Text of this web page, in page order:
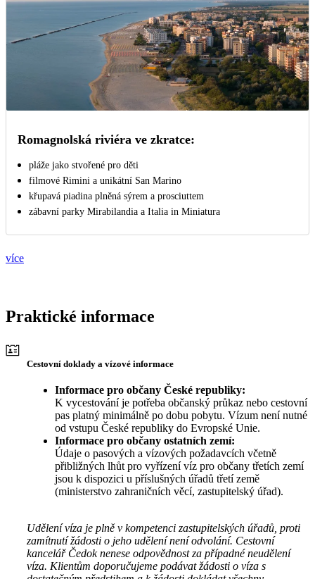
Romagnolská riviéra ve zkratce:
pláže jako stvořené pro děti
filmové Rimini a unikátní San Marino
křupavá piadina plněná sýrem a prosciuttem
zábavní parky Mirabilandia a Italia in Miniatura
více
Praktické informace
Cestovní doklady a vízové informace
Informace pro občany České republiky:
K vycestování je potřeba občanský průkaz nebo cestovní
pas platný minimálně po dobu pobytu. Vízum není nutné
od vstupu České republiky do Evropské Unie.
Informace pro občany ostatních zemí:
Údaje o pasových a vízových požadavcích včetně
přibližných lhůt pro vyřízení víz pro občany třetích zemí
jsou k dispozici u příslušných úřadů třetí země
(ministerstvo zahraničních věcí, zastupitelský úřad).
Udělení víza je plně v kompetenci zastupitelských úřadů, proti
zamítnutí žádosti o jeho udělení není odvolání. Cestovní
kancelář Čedok nenese odpovědnost za případné neudělení
víza. Klientům doporučujeme podávat žádosti o víza s